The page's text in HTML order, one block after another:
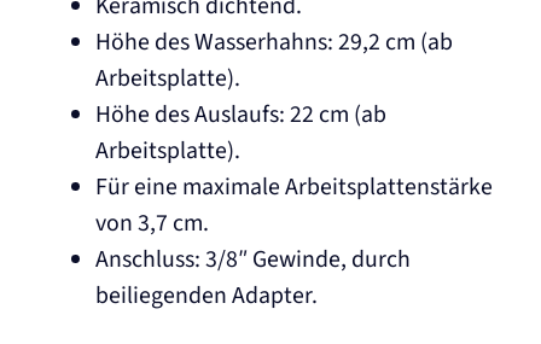
Höhe des Wasserhahns: 29,2 cm (ab
Arbeitsplatte).
Höhe des Auslaufs: 22 cm (ab
Arbeitsplatte).
Für eine maximale Arbeitsplattenstärke
von 3,7 cm.
Anschluss: 3/8″ Gewinde, durch
beiliegenden Adapter.